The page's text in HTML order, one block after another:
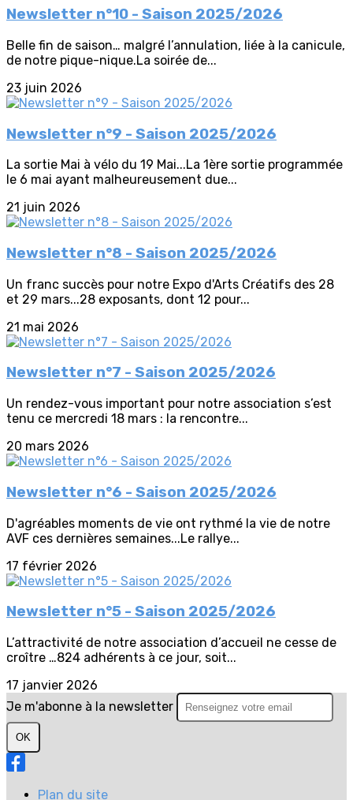
Newsletter n°10 - Saison 2025/2026
Belle fin de saison… malgré l’annulation, liée à la canicule,
de notre pique-nique.La soirée de...
23 juin 2026
Newsletter n°9 - Saison 2025/2026
La sortie Mai à vélo du 19 Mai...La 1ère sortie programmée
le 6 mai ayant malheureusement due...
21 juin 2026
Newsletter n°8 - Saison 2025/2026
Un franc succès pour notre Expo d'Arts Créatifs des 28
et 29 mars...28 exposants, dont 12 pour...
21 mai 2026
Newsletter n°7 - Saison 2025/2026
Un rendez-vous important pour notre association s’est
tenu ce mercredi 18 mars : la rencontre...
20 mars 2026
Newsletter n°6 - Saison 2025/2026
D'agréables moments de vie ont rythmé la vie de notre
AVF ces dernières semaines...Le rallye...
17 février 2026
Newsletter n°5 - Saison 2025/2026
L’attractivité de notre association d’accueil ne cesse de
croître …824 adhérents à ce jour, soit...
17 janvier 2026
Je m'abonne à la newsletter
OK
Plan du site